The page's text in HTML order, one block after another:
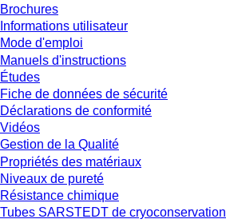
Brochures
Informations utilisateur
Mode d'emploi
Manuels d'instructions
Études
Fiche de données de sécurité
Déclarations de conformité
Vidéos
Gestion de la Qualité
Propriétés des matériaux
Niveaux de pureté
Résistance chimique
Tubes SARSTEDT de cryoconservation